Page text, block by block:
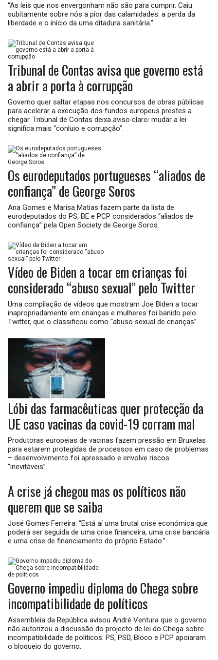
“As leis que nos envergonham não são para cumprir. Caiu
subitamente sobre nós a pior das calamidades: a perda da
liberdade e o início da uma ditadura sanitária.”
Tribunal de Contas avisa que governo está
a abrir a porta à corrupção
Governo quer saltar etapas nos concursos de obras públicas
para acelerar a execução dos fundos europeus prestes a
chegar. Tribunal de Contas deixa aviso claro: mudar a lei
significa mais “conluio e corrupção”.
Os eurodeputados portugueses “aliados de
confiança” de George Soros
Ana Gomes e Marisa Matias fazem parte da lista de
eurodeputados do PS, BE e PCP considerados “aliados de
confiança” pela Open Society de George Soros.
Vídeo de Biden a tocar em crianças foi
considerado “abuso sexual” pelo Twitter
Uma compilação de vídeos que mostram Joe Biden a tocar
inapropriadamente em crianças e mulheres foi banido pelo
Twitter, que o classificou como “abuso sexual de crianças”.
Lóbi das farmacêuticas quer protecção da
UE caso vacinas da covid-19 corram mal
Produtoras europeias de vacinas fazem pressão em Bruxelas
para estarem protegidas de processos em caso de problemas
– desenvolvimento foi apressado e envolve riscos
“inevitáveis”.
A crise já chegou mas os políticos não
querem que se saiba
José Gomes Ferreira: “Está aí uma brutal crise económica que
poderá ser seguida de uma crise financeira, uma crise bancária
e uma crise de financiamento do próprio Estado.”
Governo impediu diploma do Chega sobre
incompatibilidade de políticos
Assembleia da República avisou André Ventura que o governo
não autorizou a discussão do projecto de lei do Chega sobre
incompatibilidade de políticos. PS, PSD, Bloco e PCP apoiaram
o bloqueio do governo.